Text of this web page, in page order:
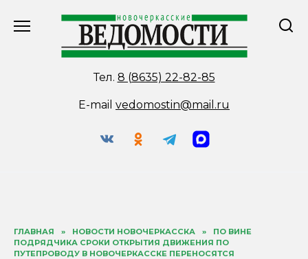
Тел. 8 (8635) 22-82-85
E-mail vedomostin@mail.ru
ГЛАВНАЯ » НОВОСТИ НОВОЧЕРКАССКА »
ПО ВИНЕ
ПОДРЯДЧИКА СРОКИ ОТКРЫТИЯ ДВИЖЕНИЯ ПО
ПУТЕПРОВОДУ В НОВОЧЕРКАССКЕ ПЕРЕНОСЯТСЯ